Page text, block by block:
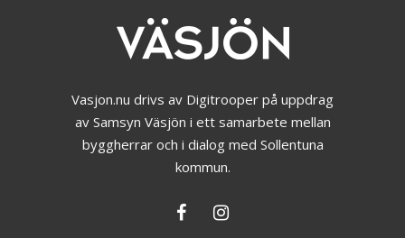
Vasjon.nu drivs av Digitrooper på uppdrag
av Samsyn Väsjön i ett samarbete mellan
byggherrar och i dialog med Sollentuna
kommun.